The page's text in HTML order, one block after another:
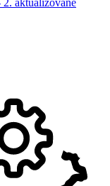
aktualizované